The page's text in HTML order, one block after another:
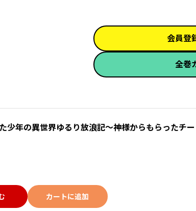
会員登
全巻
少年の異世界ゆるり放浪記～神様からもらったチ
カートに追加